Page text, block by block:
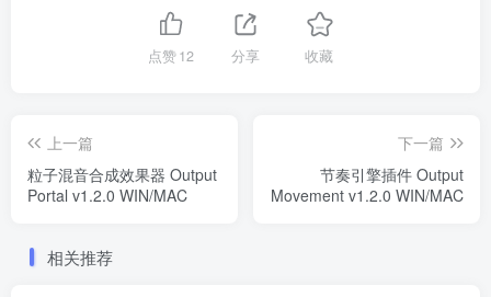
点赞12 分享 收藏
上一篇
粒子混音合成效果器 Output
Portal v1.2.0 WIN/MAC
下一篇
节奏引擎插件 Output
Movement v1.2.0 WIN/MAC
相关推荐